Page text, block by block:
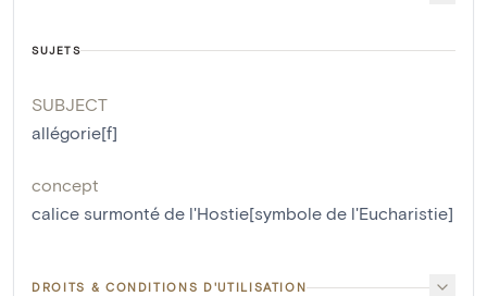
SUJETS
SUBJECT
allégorie[f]
concept
calice surmonté de l'Hostie[symbole de l'Eucharistie]
DROITS & CONDITIONS D'UTILISATION